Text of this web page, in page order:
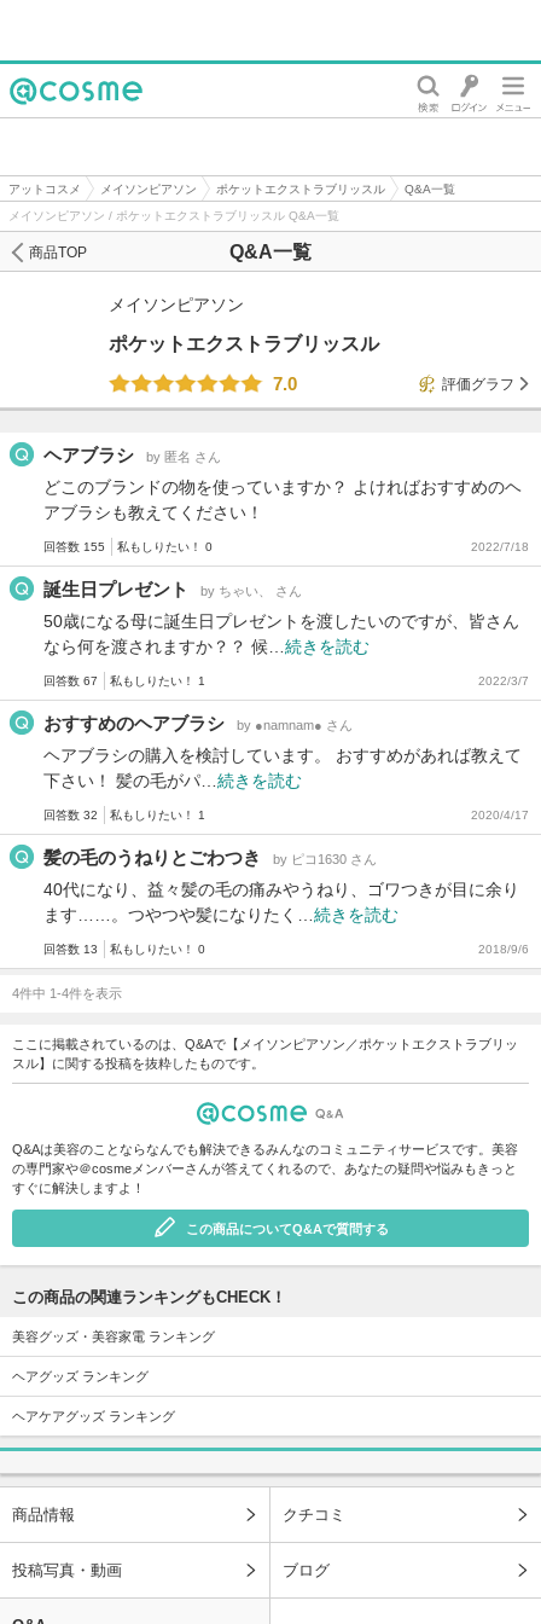
アットコスメ メイソンピアソン ポケットエクストラブリッスル
Q&A一覧
メイソンピアソン / ポケットエクストラブリッスル Q&A一覧
Q&A一覧
商品TOP
メイソンピアソン
ポケットエクストラブリッスル
7.0
評価グラフ
ヘアブラシ by 匿名 さん
どこのブランドの物を使っていますか？ よければおすすめのヘ
アブラシも教えてください！
回答数 155 私もしりたい！ 0 2022/7/18
誕生日プレゼント by ちゃい、 さん
50歳になる母に誕生日プレゼントを渡したいのですが、皆さん
なら何を渡されますか？？ 候… 続きを読む
回答数 67 私もしりたい！ 1 2022/3/7
おすすめのヘアブラシ by ●namnam● さん
ヘアブラシの購入を検討しています。 おすすめがあれば教えて
下さい！ 髪の毛がパ… 続きを読む
回答数 32 私もしりたい！ 1 2020/4/17
髪の毛のうねりとごわつき by ピコ1630 さん
40代になり、益々髪の毛の痛みやうねり、ゴワつきが目に余り
ます……。つやつや髪になりたく… 続きを読む
回答数 13 私もしりたい！ 0 2018/9/6
4件中 1-4件を表示
ここに掲載されているのは、Q&Aで【メイソンピアソン／ポケットエクストラブリッ
スル】に関する投稿を抜粋したものです。
Q&Aは美容のことならなんでも解決できるみんなのコミュニティサービスです。美容
の専門家や＠cosmeメンバーさんが答えてくれるので、あなたの疑問や悩みもきっと
すぐに解決しますよ！
この商品についてQ&Aで質問する
この商品の関連ランキングもCHECK！
美容グッズ・美容家電 ランキング
ヘアグッズ ランキング
ヘアケアグッズ ランキング
商品情報 クチコミ
投稿写真・動画 ブログ